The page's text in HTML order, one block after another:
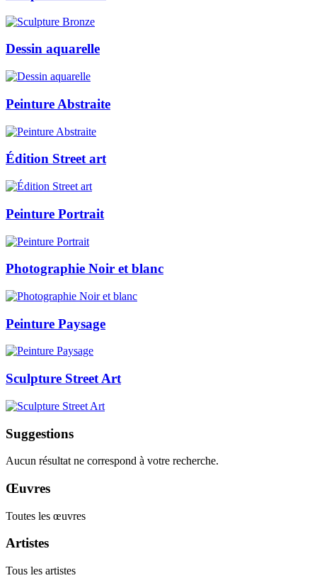
Dessin aquarelle
Peinture Abstraite
Édition Street art
Peinture Portrait
Photographie Noir et blanc
Peinture Paysage
Sculpture Street Art
Suggestions
Aucun résultat ne correspond à votre recherche.
Œuvres
Toutes les œuvres
Artistes
Tous les artistes